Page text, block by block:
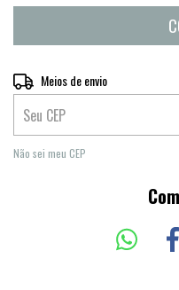
Entregas para o CEP:
Meios de envio
Não sei meu CEP